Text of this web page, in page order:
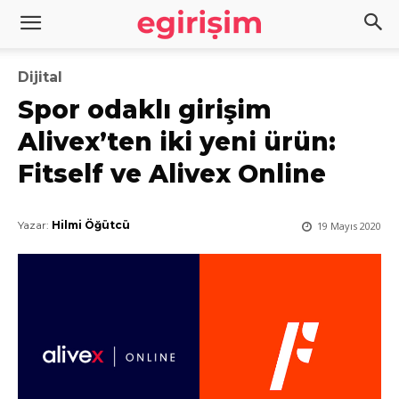
Dijital
Spor odaklı girişim
Alivex’ten iki yeni ürün:
Fitself ve Alivex Online
19 Mayıs 2020
Yazar: Hilmi Öğütcü